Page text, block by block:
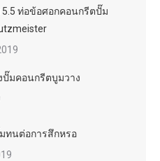
ท่อข้อศอกคอนกรีตปั๊ม
มคอนกรีตบูมวาง
ทนต่อการสึกหรอ